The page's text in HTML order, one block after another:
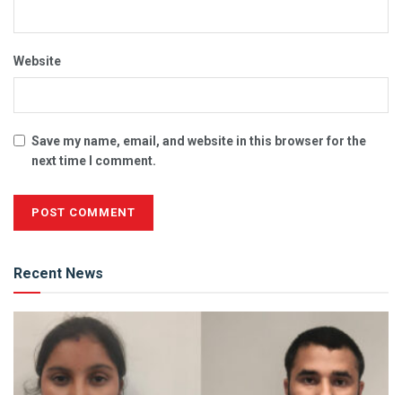
Website
Save my name, email, and website in this browser for the
next time I comment.
Recent News